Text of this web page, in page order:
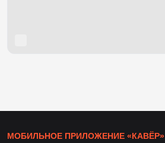
МОБИЛЬНОЕ ПРИЛОЖЕНИЕ «КАВЁР»